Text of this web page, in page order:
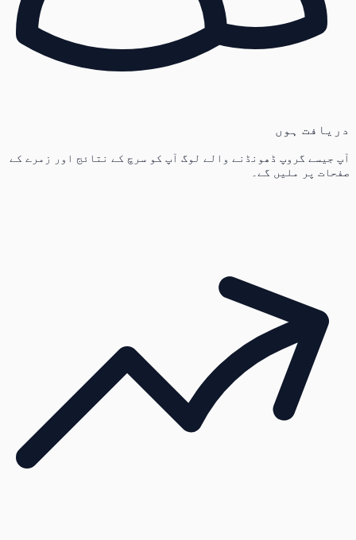
دریافت ہوں
آپ جیسے گروپ ڈھونڈنے والے لوگ آپ کو سرچ کے نتائج اور زمرے کے
صفحات پر ملیں گے۔